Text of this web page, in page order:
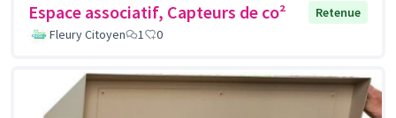
Espace associatif, Capteurs de co²
Retenue
Fleury Citoyen
1 0